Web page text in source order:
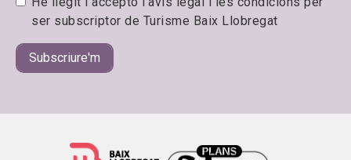
ser subscriptor de Turisme Baix Llobregat